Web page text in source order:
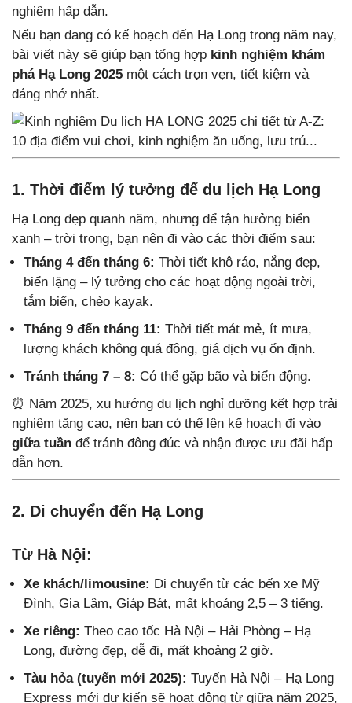
nghiệm hấp dẫn.
Nếu bạn đang có kế hoạch đến Hạ Long trong năm nay,
bài viết này sẽ giúp bạn tổng hợp kinh nghiệm khám
phá Hạ Long 2025 một cách trọn vẹn, tiết kiệm và
đáng nhớ nhất.
1. Thời điểm lý tưởng để du lịch Hạ Long
Hạ Long đẹp quanh năm, nhưng để tận hưởng biển
xanh – trời trong, bạn nên đi vào các thời điểm sau:
Tháng 4 đến tháng 6: Thời tiết khô ráo, nắng đẹp,
biển lặng – lý tưởng cho các hoạt động ngoài trời,
tắm biển, chèo kayak.
Tháng 9 đến tháng 11: Thời tiết mát mẻ, ít mưa,
lượng khách không quá đông, giá dịch vụ ổn định.
Tránh tháng 7 – 8: Có thể gặp bão và biển động.
⏰ Năm 2025, xu hướng du lịch nghỉ dưỡng kết hợp trải
nghiệm tăng cao, nên bạn có thể lên kế hoạch đi vào
giữa tuần để tránh đông đúc và nhận được ưu đãi hấp
dẫn hơn.
2. Di chuyển đến Hạ Long
Từ Hà Nội:
Xe khách/limousine: Di chuyển từ các bến xe Mỹ
Đình, Gia Lâm, Giáp Bát, mất khoảng 2,5 – 3 tiếng.
Xe riêng: Theo cao tốc Hà Nội – Hải Phòng – Hạ
Long, đường đẹp, dễ đi, mất khoảng 2 giờ.
Tàu hỏa (tuyến mới 2025): Tuyến Hà Nội – Hạ Long
Express mới dự kiến sẽ hoạt động từ giữa năm 2025,